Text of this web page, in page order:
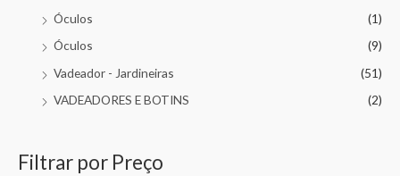
Óculos
(1)
Óculos
(9)
Vadeador - Jardineiras
(51)
VADEADORES E BOTINS
(2)
Filtrar por Preço